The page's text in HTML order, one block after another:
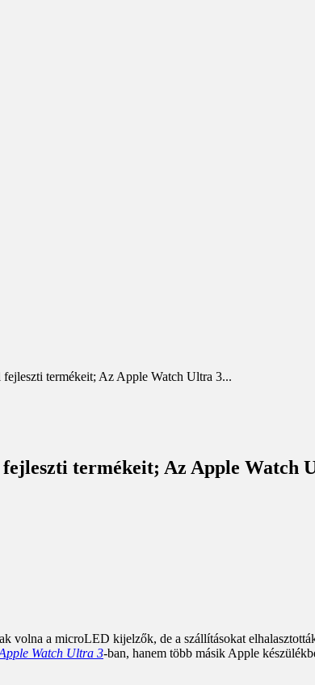
termékeit; Az Apple Watch Ultra 3...
termékeit; Az Apple Watch
volna a microLED kijelzők, de a szállításokat
Watch Ultra 3-ban, hanem több másik Apple